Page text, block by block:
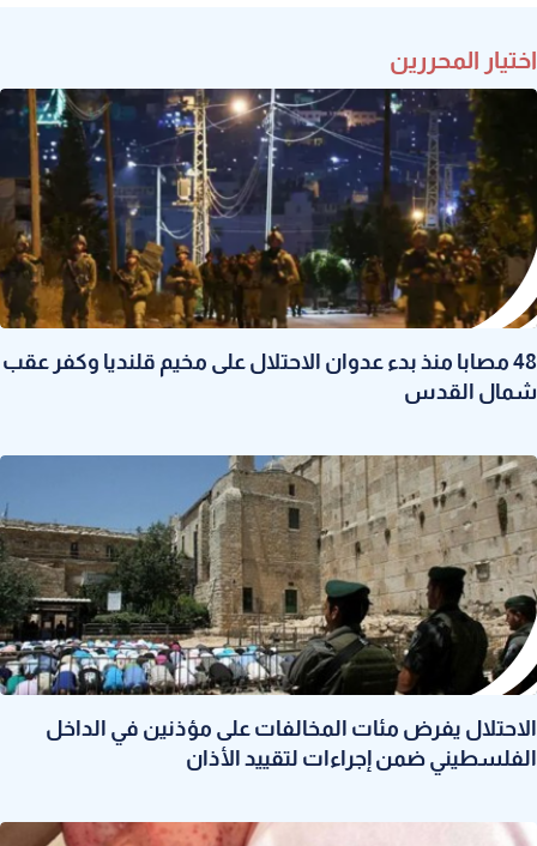
اختيار المحررين
48 مصابا منذ بدء عدوان الاحتلال على مخيم قلنديا وكفر عقب
شمال القدس
الاحتلال يفرض مئات المخالفات على مؤذنين في الداخل
الفلسطيني ضمن إجراءات لتقييد الأذان